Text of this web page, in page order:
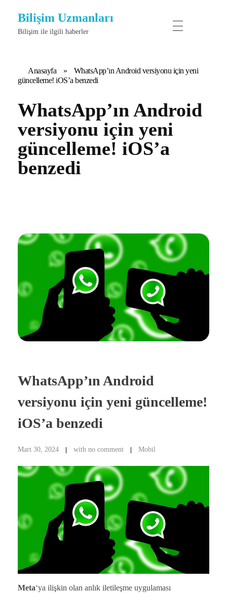
Bilişim Uzmanları
Bilişim ile ilgili haberler
Anasayfa »
WhatsApp’ın Android versiyonu için yeni
güncelleme! iOS’a benzedi
WhatsApp’ın Android
versiyonu için yeni
güncelleme! iOS’a
benzedi
WhatsApp’ın Android
versiyonu için yeni güncelleme!
iOS’a benzedi
Mart 30, 2024 with no comment Mobil
Meta‘ya ilişkin olan anlık iletileşme uygulaması